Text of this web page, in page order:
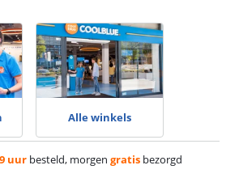
Alle winkels
uurbesteld, morgen gratisbezorgd